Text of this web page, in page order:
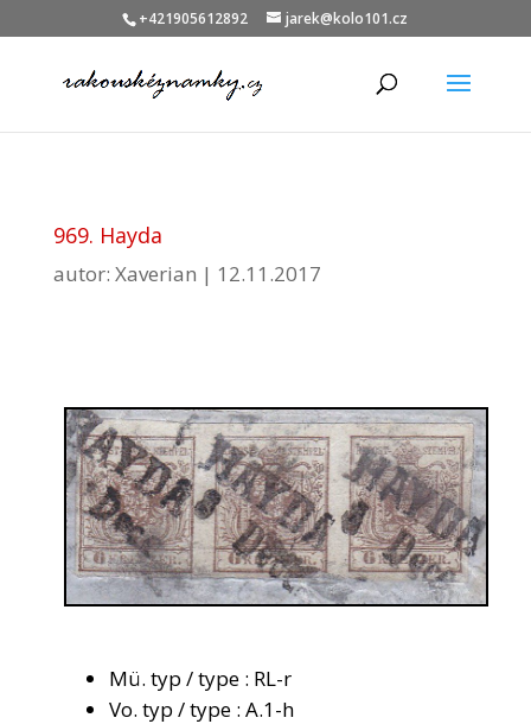
+421905612892 jarek@kolo101.cz
969. Hayda
autor: Xaverian | 12.11.2017
Mü. typ / type : RL-r
Vo. typ / type : A.1-h